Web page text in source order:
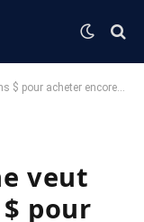
acheter encore plus d’ETH
veut
pour